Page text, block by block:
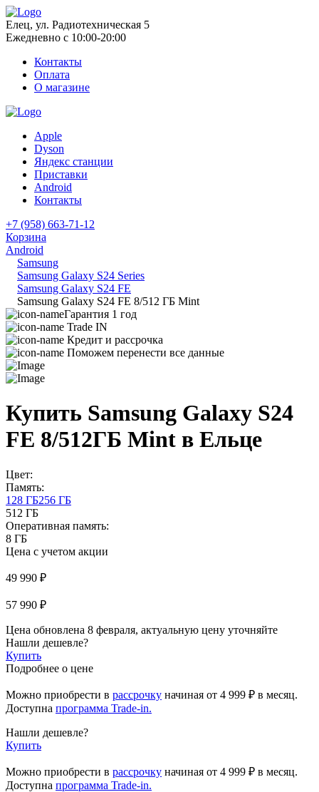
Елец, ул. Радиотехническая 5
Ежедневно с 10:00-20:00
Контакты
Оплата
О магазине
Apple
Dyson
Яндекс станции
Приставки
Android
Контакты
+7 (958) 663-71-12
Корзина
Android
Samsung
Samsung Galaxy S24 Series
Samsung Galaxy S24 FE
Samsung Galaxy S24 FE 8/512 ГБ Mint
Гарантия 1 год
Trade IN
Кредит и рассрочка
Поможем перенести все данные
Купить Samsung Galaxy S24
FE 8/512ГБ Mint в Ельце
Цвет:
Память:
128 ГБ256 ГБ
512 ГБ
Оперативная память:
8 ГБ
Цена с учетом акции
49 990 ₽
57 990 ₽
Цена обновлена 8 февраля, актуальную цену уточняйте
Нашли дешевле?
Купить
Подробнее о цене
Можно приобрести в рассрочку начиная от 4 999 ₽ в месяц.
Доступна программа Trade-in.
Нашли дешевле?
Купить
Можно приобрести в рассрочку начиная от 4 999 ₽ в месяц.
Доступна программа Trade-in.